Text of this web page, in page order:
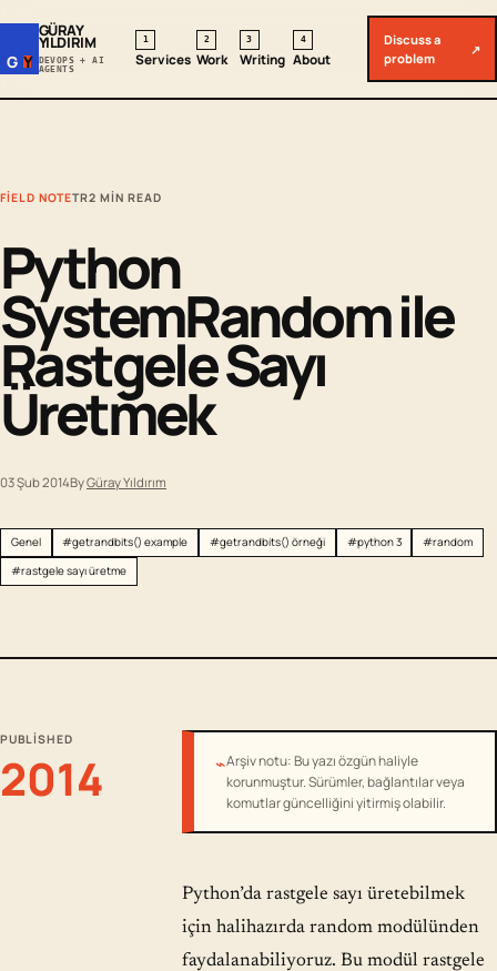
G Y
GÜRAY
YILDIRIM
DEVOPS + AI
AGENTS
1
Services
2
Work
3
Writing
4
About
Discuss a
problem
↗
FIELD NOTETR2 MIN READ
Python
SystemRandom ile
Rastgele Sayı
Üretmek
03 Şub 2014ByGüray Yıldırım
Genel #getrandbits() example #getrandbits() örneği #python 3
#random
#rastgele sayı üretme
PUBLISHED
2014 ⌁Arşiv notu: Bu yazı özgün haliyle
korunmuştur. Sürümler, bağlantılar veya
komutlar güncelliğini yitirmiş olabilir.
Python’da rastgele sayı üretebilmek
için halihazırda random modülünden
faydalanabiliyoruz. Bu modül rastgele